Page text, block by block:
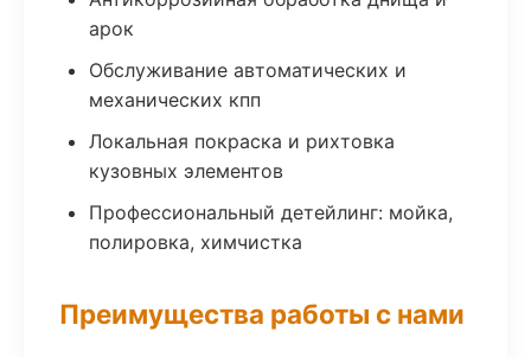
арок
Обслуживание автоматических и
механических кпп
Локальная покраска и рихтовка
кузовных элементов
Профессиональный детейлинг: мойка,
полировка, химчистка
Преимущества работы с нами